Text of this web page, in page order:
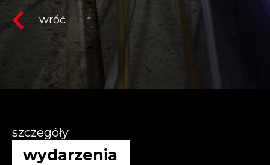
wróć
szczegóły
wydarzenia